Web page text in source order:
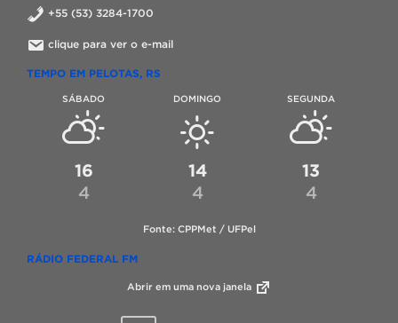
+55 (53) 3284-1700
clique para ver o e-mail
TEMPO EM PELOTAS, RS
SÁBADO
16
4
DOMINGO
14
4
SEGUNDA
13
4
Fonte: CPPMet / UFPel
RÁDIO FEDERAL FM
Abrir em uma nova janela